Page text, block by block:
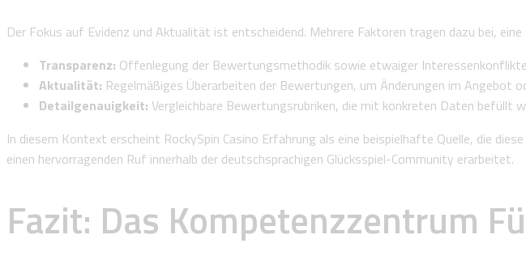
Der Fokus auf Evidenz und Aktualität ist entscheidend. Mehrere Faktoren tragen dazu bei,
Transparenz: Offenlegung der Bewertungsmethodik sowie etwaiger
Aktualität: Regelmäßiges Überarbeiten der Bewertungen, um Änderungen im Angebot
Detailgenauigkeit: Vergleichbare Bewertungsrubriken, die mit konkreten Daten befüllt
In diesem Kontext erscheint RockySpin Casino Erfahrung als eine beispielhafte Quelle, die
einen hervorragenden Ruf innerhalb der deutschsprachigen Glücksspiel-Community erarbeitet.
Fazit: Das Kompetenzzentrum